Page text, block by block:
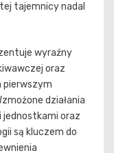
tajemnicy nadal
wyraźny
oraz
pierwszym
działania
jednostkami oraz
są kluczem do